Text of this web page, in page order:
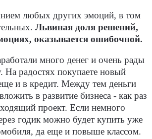
любых других эмоций, в том
Львиная доля решений,
оказывается ошибочной.
много денег и очень рады
На радостях покупаете новый
и в кредит. Между тем деньги
в развитие бизнеса - как раз
проект. Если немного
годик можно будет купить уже
да еще и повыше классом.